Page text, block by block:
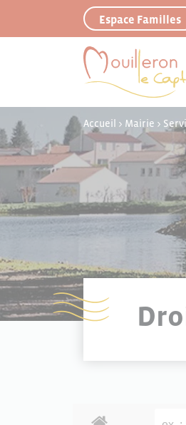
Espace Familles
Accueil > Mairie >
Panneau de gestion des cookies